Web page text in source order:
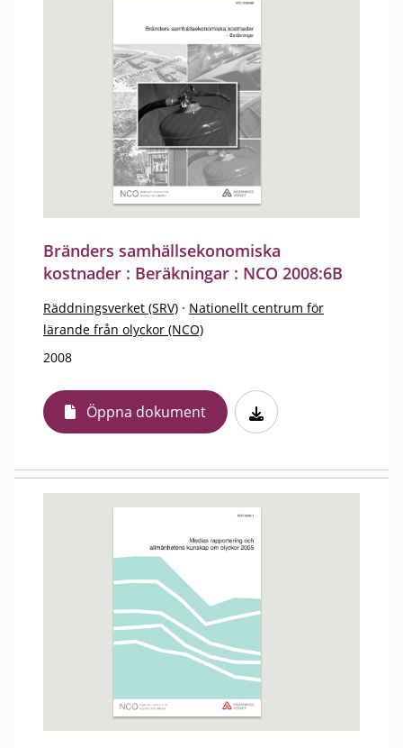
Bränders samhällsekonomiska
kostnader : Beräkningar : NCO 2008:6B
Räddningsverket (SRV) · Nationellt centrum för
lärande från olyckor (NCO)
2008
Öppna dokument